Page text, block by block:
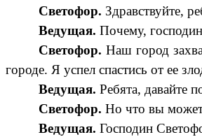
Светофор. Здравствуйте,
Ведущая. Почему,
Светофор. Наш город
городе. Я успел спастись от ее
Ведущая. Ребята, давайте
Светофор. Но что вы
Ведущая. Господин